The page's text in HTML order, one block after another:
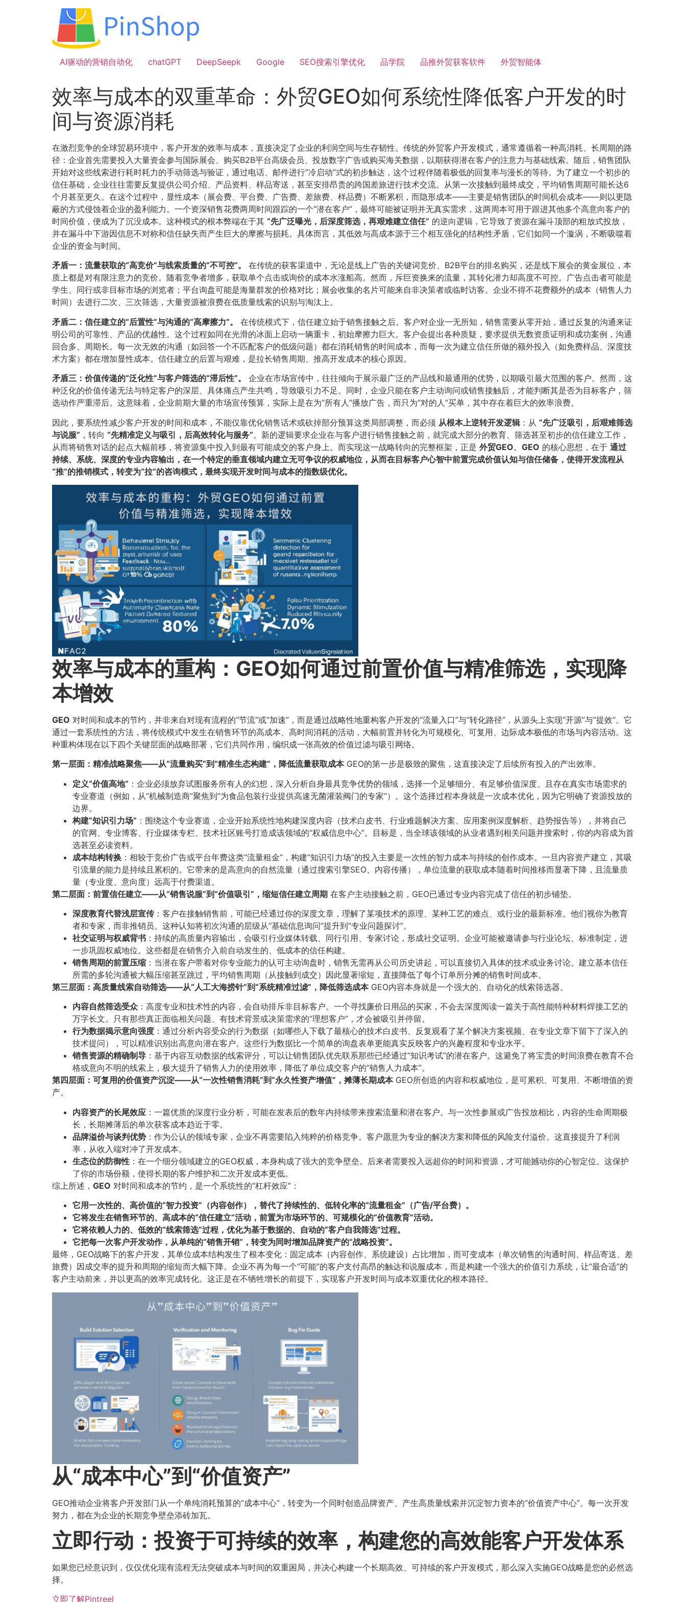
AI驱动的营销自动化
chatGPT DeepSeepk Google SEO搜索引擎优化 品学院 品推外贸获客软件 外贸智能体
效率与成本的双重革命：外贸GEO如何系统性降低客户开发的时
间与资源消耗
在激烈竞争的全球贸易环境中，客户开发的效率与成本，直接决定了企业的利润空间与生存韧性。传统的外贸客户开发模式，通常遵循着一种高消耗、长周期的路
径：企业首先需要投入大量资金参与国际展会、购买B2B平台高级会员、投放数字广告或购买海关数据，以期获得潜在客户的注意力与基础线索。随后，销售团队
开始对这些线索进行耗时耗力的手动筛选与验证，通过电话、邮件进行“冷启动”式的初步触达，这个过程伴随着极低的回复率与漫长的等待。为了建立一个初步的
信任基础，企业往往需要反复提供公司介绍、产品资料、样品寄送，甚至安排昂贵的跨国差旅进行技术交流。从第一次接触到最终成交，平均销售周期可能长达6
个月甚至更久。在这个过程中，显性成本（展会费、平台费、广告费、差旅费、样品费）不断累积，而隐形成本——主要是销售团队的时间机会成本——则以更隐
蔽的方式侵蚀着企业的盈利能力。一个资深销售花费两周时间跟踪的一个“潜在客户”，最终可能被证明并无真实需求，这两周本可用于跟进其他多个高意向客户的
时间价值，便成为了沉没成本。这种模式的根本弊端在于其 ​“先广泛曝光，后深度筛选，再艰难建立信任”​ 的逆向逻辑，它导致了资源在漏斗顶部的粗放式投放，
并在漏斗中下游因信息不对称和信任缺失而产生巨大的摩擦与损耗。具体而言，其低效与高成本源于三个相互强化的结构性矛盾，它们如同一个漩涡，不断吸噬着
企业的资金与时间。
矛盾一：流量获取的“高竞价”与线索质量的“不可控”。​
在传统的获客渠道中，无论是线上广告的关键词竞价、B2B平台的排名购买，还是线下展会的黄金展位，本
质上都是对有限注意力的竞价。随着竞争者增多，获取单个点击或询价的成本水涨船高。然而，斥巨资换来的流量，其转化潜力却高度不可控。广告点击者可能是
学生、同行或非目标市场的浏览者；平台询盘可能是海量群发的价格对比；展会收集的名片可能来自非决策者或临时访客。企业不得不花费额外的成本（销售人力
时间）去进行二次、三次筛选，大量资源被浪费在低质量线索的识别与淘汰上。
矛盾二：信任建立的“后置性”与沟通的“高摩擦力”。​
在传统模式下，信任建立始于销售接触之后。客户对企业一无所知，销售需要从零开始，通过反复的沟通来证
明公司的可靠性、产品的优越性。这个过程如同在光滑的冰面上启动一辆重卡，初始摩擦力巨大。客户会提出各种质疑，要求提供无数资质证明和成功案例，沟通
回合多、周期长。每一次无效的沟通（如回答一个不匹配客户的低级问题）都在消耗销售的时间成本，而每一次为建立信任所做的额外投入（如免费样品、深度技
术方案）都在增加显性成本。信任建立的后置与艰难，是拉长销售周期、推高开发成本的核心原因。
矛盾三：价值传递的“泛化性”与客户筛选的“滞后性”。​
企业在市场宣传中，往往倾向于展示最广泛的产品线和最通用的优势，以期吸引最大范围的客户。然而，这
种泛化的价值传递无法与特定客户的深层、具体痛点产生共鸣，导致吸引力不足。同时，企业只能在客户主动询问或销售接触后，才能判断其是否为目标客户，筛
选动作严重滞后。这意味着，企业前期大量的市场宣传预算，实际上是在为“所有人”播放广告，而只为“对的人”买单，其中存在着巨大的效率浪费。
因此，要系统性减少客户开发的时间和成本，不能仅靠优化销售话术或砍掉部分预算这类局部调整，而必须 从根本上逆转开发逻辑​：从 ​“先广泛吸引，后艰难筛选
与说服”​ ​，转向 ​“先精准定义与吸引，后高效转化与服务”​​。新的逻辑要求企业在与客户进行销售接触之前，就完成大部分的教育、筛选甚至初步的信任建立工作，
从而将销售对话的起点大幅前移，将资源集中投入到最有可能成交的客户身上。而实现这一战略转向的完整框架，正是 外贸GEO​。​ GEO 的核心思想，在于 通过
持续、系统、深度的专业内容输出，在一个特定的垂直领域内建立无可争议的权威地位，从而在目标客户心智中前置完成价值认知与信任储备，使得开发流程从
“推”的推销模式，转变为“拉”的咨询模式，最终实现开发时间与成本的指数级优化。​
效率与成本的重构：GEO如何通过前置价值与精准筛选，实现降
本增效
GEO 对时间和成本的节约，并非来自对现有流程的“节流”或“加速”，而是通过战略性地重构客户开发的“流量入口”与“转化路径”，从源头上实现“开源”与“提效”。它
通过一套系统性的方法，将传统模式中发生在销售环节的高成本、高时间消耗的活动，大幅前置并转化为可规模化、可复用、边际成本极低的市场与内容活动。这
种重构体现在以下四个关键层面的战略部署，它们共同作用，编织成一张高效的价值过滤与吸引网络。
第一层面：精准战略聚焦——从“流量购买”到“精准生态构建”，降低流量获取成本GEO的第一步是极致的聚焦，这直接决定了后续所有投入的产出效率。
定义“价值高地”​ ​：企业必须放弃试图服务所有人的幻想，深入分析自身最具竞争优势的领域，选择一个足够细分、有足够价值深度、且存在真实市场需求的
专业赛道（例如，从“机械制造商”聚焦到“为食品包装行业提供高速无菌灌装阀门的专家”）。这个选择过程本身就是一次成本优化，因为它明确了资源投放的
边界。
构建“知识引力场”​ ​：围绕这个专业赛道，企业开始系统性地构建深度内容（技术白皮书、行业难题解决方案、应用案例深度解析、趋势报告等），并将自己
的官网、专业博客、行业媒体专栏、技术社区账号打造成该领域的“权威信息中心”。目标是，当全球该领域的从业者遇到相关问题并搜索时，你的内容成为首
选甚至必读资料。
成本结构转换 ​：相较于竞价广告或平台年费这类“流量租金”，构建“知识引力场”的投入主要是一次性的智力成本与持续的创作成本。一旦内容资产建立，其吸
引流量的能力是持续且累积的。它带来的是高意向的自然流量（通过搜索引擎SEO、内容传播），单位流量的获取成本随着时间推移而显著下降，且流量质
量（专业度、意向度）远高于付费渠道。
第二层面：前置信任建立——从“销售说服”到“价值吸引”，缩短信任建立周期 在客户主动接触之前，GEO已通过专业内容完成了信任的初步铺垫。
深度教育代替浅层宣传​：客户在接触销售前，可能已经通过你的深度文章，理解了某项技术的原理、某种工艺的难点、或行业的最新标准。他们视你为教育
者和专家，而非推销员。这种认知将初次沟通的层级从“基础信息询问”提升到“专业问题探讨”。
社交证明与权威背书 ​：持续的高质量内容输出，会吸引行业媒体转载、同行引用、专家讨论，形成社交证明。企业可能被邀请参与行业论坛、标准制定，进
一步巩固权威地位。这些都是在销售介入前自动发生的、低成本的信任构建。
销售周期的前置压缩 ​：当潜在客户带着对你专业能力的认可主动询盘时，销售无需再从公司历史讲起，可以直接切入具体的技术或业务讨论。建立基本信任
所需的多轮沟通被大幅压缩甚至跳过，平均销售周期（从接触到成交）因此显著缩短，直接降低了每个订单所分摊的销售时间成本。
第三层面：高质量线索自动筛选——从“人工大海捞针”到“系统精准过滤”，降低筛选成本GEO内容本身就是一个强大的、自动化的线索筛选器。
内容自然筛选受众 ​：高度专业和技术性的内容，会自动排斥非目标客户。一个寻找廉价日用品的买家，不会去深度阅读一篇关于高性能特种材料焊接工艺的
万字长文。只有那些真正面临相关问题、有技术背景或决策需求的“理想客户”，才会被吸引并停留。
行为数据揭示意向强度 ​：通过分析内容受众的行为数据（如哪些人下载了最核心的技术白皮书、反复观看了某个解决方案视频、在专业文章下留下了深入的
技术提问），可以精准识别出高意向潜在客户。这些行为数据比一个简单的询盘表单更能真实反映客户的兴趣程度和专业水平。
销售资源的精确制导 ​：基于内容互动数据的线索评分，可以让销售团队优先联系那些已经通过“知识考试”的潜在客户。这避免了将宝贵的时间浪费在教育不合
格或意向不明的线索上，极大提升了销售人力的使用效率，降低了单位成交客户的“销售人力成本”。
第四层面：可复用的价值资产沉淀——从“一次性销售消耗”到“永久性资产增值”，摊薄长期成本GEO所创造的内容和权威地位，是可累积、可复用、不断增值的资
产。
内容资产的长尾效应 ​：一篇优质的深度行业分析，可能在发表后的数年内持续带来搜索流量和潜在客户。与一次性参展或广告投放相比，内容的生命周期极
长，长期摊薄后的单次获客成本趋近于零。
品牌溢价与谈判优势 ​：作为公认的领域专家，企业不再需要陷入纯粹的价格竞争。客户愿意为专业的解决方案和降低的风险支付溢价。这直接提升了利润
率，从收入端对冲了开发成本。
生态位的防御性 ​：在一个细分领域建立的GEO权威，本身构成了强大的竞争壁垒。后来者需要投入远超你的时间和资源，才可能撼动你的心智定位。这保护
了你的市场份额，使得长期的客户维护和二次开发成本更低。
综上所述，​ GEO 对时间和成本的节约，是一个系统性的“杠杆效应”：
它用一次性的、高价值的“智力投资”（内容创作），替代了持续性的、低转化率的“流量租金”（广告/平台费）。​
它将发生在销售环节的、高成本的“信任建立”活动，前置为市场环节的、可规模化的“价值教育”活动。​
它将依赖人力的、低效的“线索筛选”过程，优化为基于数据的、自动的“客户自我筛选”过程。​
它把每一次客户开发动作，从单纯的“销售开销”，转变为同时增加品牌资产的“战略投资”。​
最终，GEO战略下的客户开发，其单位成本结构发生了根本变化：固定成本（内容创作、系统建设）占比增加，而可变成本（单次销售的沟通时间、样品寄送、差
旅费）因成交率的提升和周期的缩短而大幅下降。企业不再为每一个“可能”的客户支付高昂的触达和说服成本，而是构建一个强大的价值引力系统，让“最合适”的
客户主动前来，并以更高的效率完成转化。这正是在不牺牲增长的前提下，实现客户开发时间与成本双重优化的根本路径。
从“成本中心”到“价值资产”​
GEO推动企业将客户开发部门从一个单纯消耗预算的“成本中心”，转变为一个同时创造品牌资产、产生高质量线索并沉淀智力资本的“价值资产中心”。每一次开发
努力，都在为企业的长期竞争壁垒添砖加瓦。
立即行动：投资于可持续的效率，构建您的高效能客户开发体系
如果您已经意识到，仅仅优化现有流程无法突破成本与时间的双重困局，并决心构建一个长期高效、可持续的客户开发模式，那么深入实施GEO战略是您的必然选
择。
立即了解Pintreel